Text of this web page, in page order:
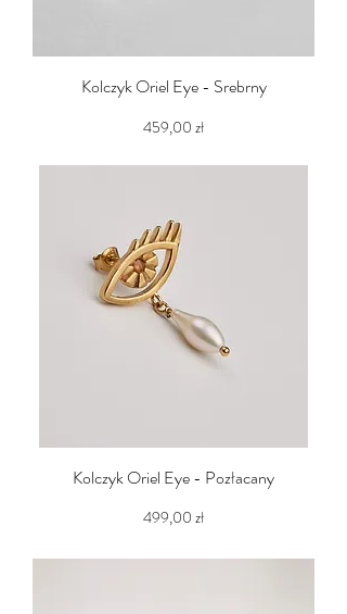
Kolczyk Oriel Eye - Srebrny
Cena
459,00 zł
Kolczyk Oriel Eye - Pozłacany
Cena
499,00 zł